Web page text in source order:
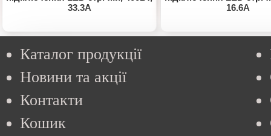
33.3А
16.6А
Каталог продукції
Новини та акції
Контакти
Кошик